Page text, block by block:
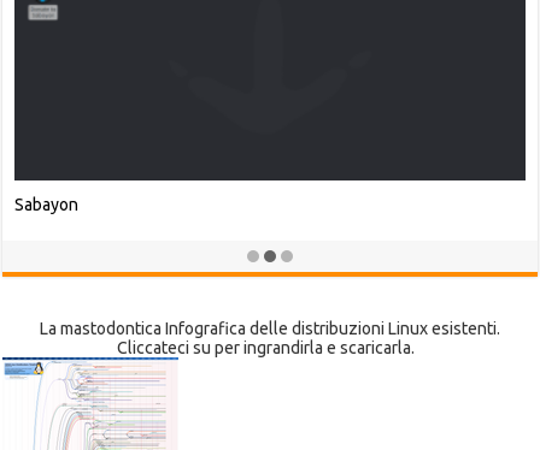
Raspberry Pi OS
La mastodontica Infografica delle distribuzioni Linux esistenti.
Cliccateci su per ingrandirla e scaricarla.